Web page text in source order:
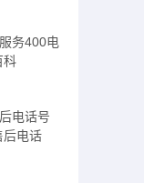
务400电
科
电话号
后电话